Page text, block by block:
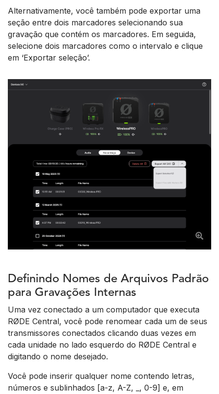
Alternativamente, você também pode exportar uma
seção entre dois marcadores selecionando sua
gravação que contém os marcadores. Em seguida,
selecione dois marcadores como o intervalo e clique
em ‘Exportar seleção’.
Definindo Nomes de Arquivos Padrão
para Gravações Internas
Uma vez conectado a um computador que executa
RØDE Central, você pode renomear cada um de seus
transmissores conectados clicando duas vezes em
cada unidade no lado esquerdo do RØDE Central e
digitando o nome desejado.
Você pode inserir qualquer nome contendo letras,
números e sublinhados [a-z, A-Z, _, 0-9] e, em